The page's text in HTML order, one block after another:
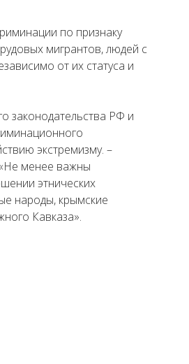
по признаку
мигрантов, людей с
от их статуса и
законодательства РФ и
экстремизму. –
менее важны
этнических
народы, крымские
Кавказа».
«Мемориал», INFOE и
активисты предоставили